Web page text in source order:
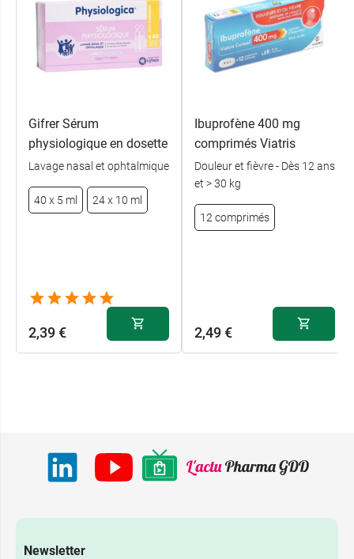
Gifrer Sérum
physiologique en dosette
Lavage nasal et ophtalmique
40 x 5 ml 24 x 10 ml
2,39 €
Ibuprofène 400 mg
comprimés Viatris
Douleur et fièvre - Dès 12 ans
et > 30 kg
12 comprimés
2,49 €
Newsletter